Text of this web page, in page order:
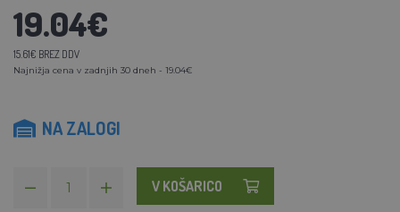
19.04€
15.61€ BREZ DDV
Najnižja cena v zadnjih 30 dneh - 19.04€
NA ZALOGI
V KOŠARICO